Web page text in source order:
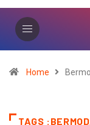
Home
TAGS